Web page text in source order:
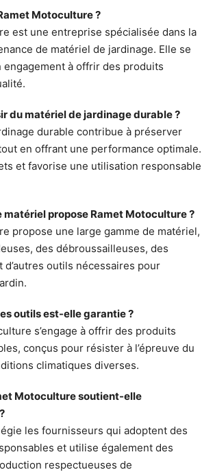
Motoculture ?
est une entreprise spécialisée dans la
de matériel de jardinage. Elle se
engagement à offrir des produits
du matériel de jardinage durable ?
durable contribue à préserver
en offrant une performance optimale.
et favorise une utilisation responsable
matériel propose Ramet Motoculture ?
propose une large gamme de matériel,
des débroussailleuses, des
outils nécessaires pour
outils est-elle garantie ?
s’engage à offrir des produits
conçus pour résister à l’épreuve du
climatiques diverses.
Motoculture soutient-elle
les fournisseurs qui adoptent des
et utilise également des
respectueuses de